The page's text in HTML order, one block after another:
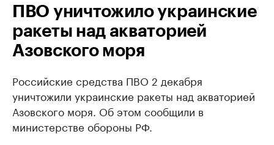
ПВО уничтожило украинские
ракеты над акваторией
Азовского моря
Российские средства ПВО 2 декабря
уничтожили украинские ракеты над акваторией
Азовского моря. Об этом сообщили в
министерстве обороны РФ.